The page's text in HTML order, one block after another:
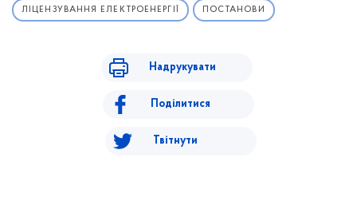
ЛІЦЕНЗУВАННЯ ЕЛЕКТРОЕНЕРГІЇ ПОСТАНОВИ
Надрукувати
Поділитися
Твітнути